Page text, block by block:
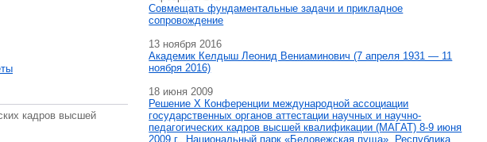
кадров высшей
Совмещать фундаментальные задачи и прикладное
сопровождение
13 ноября 2016
Академик Келдыш Леонид Вениаминович (7 апреля 1931 — 11
ноября 2016)
18 июня 2009
Решение X Конференции международной ассоциации
государственных органов аттестации научных и научно-
педагогических кадров высшей квалификации (МАГAT) 8-9 июня
2009 г., Национальный парк «Беловежская пуща», Республика